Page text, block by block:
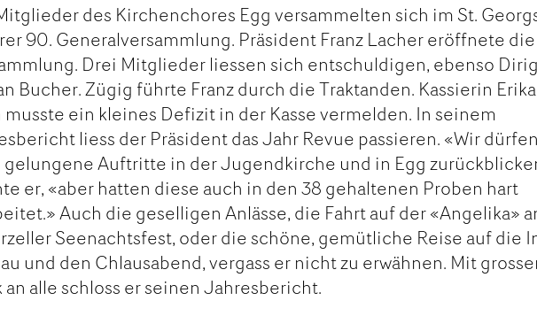
des Kirchenchores Egg versammelten sich im St.
90. Generalversammlung. Präsident Franz Lacher eröffnete die
Drei Mitglieder liessen sich entschuldigen, ebenso
Bucher. Zügig führte Franz durch die Traktanden. Kassierin Erika
musste ein kleines Defizit in der Kasse vermelden. In seinem
liess der Präsident das Jahr Revue passieren. «Wir
Auftritte in der Jugendkirche und in Egg
er, «aber hatten diese auch in den 38 gehaltenen Proben hart
Auch die geselligen Anlässe, die Fahrt auf der «Angelika»
Seenachtsfest, oder die schöne, gemütliche Reise auf die
und den Chlausabend, vergass er nicht zu erwähnen. Mit
an alle schloss er seinen Jahresbericht.